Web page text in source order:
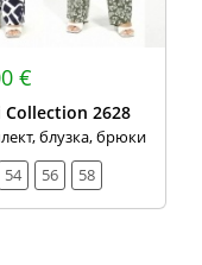
€
Collection 2628
блузка, брюки
54 56 58